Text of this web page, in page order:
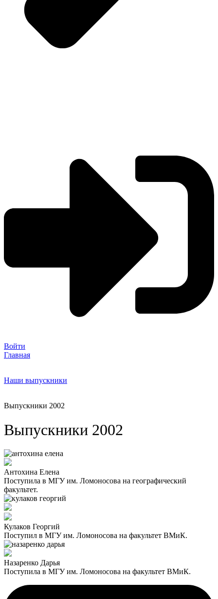
Войти
Главная
Наши выпускники
Выпускники 2002
Выпускники 2002
Антохина Елена
Поступила в МГУ им. Ломоносова на географический
факультет.
Кулаков Георгий
Поступил в МГУ им. Ломоносова на факультет ВМиК.
Назаренко Дарья
Поступила в МГУ им. Ломоносова на факультет ВМиК.